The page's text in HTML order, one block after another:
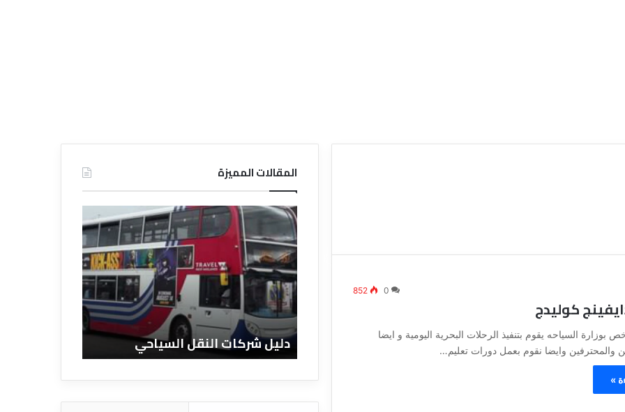
0
852
كوليدج
السياحه يقوم بتنفيذ الرحلات البحرية اليومية و ايضا
والمحترفين وايضا نقوم بعمل دورات تعليم…
»
المقالات المميزة
كوم – عروض
ض
عروض شركات النقل السياحي
د
ل
ي
ل
ش
ر
ا
ت
ل
ل
دليل شركات النقل السياحي
م